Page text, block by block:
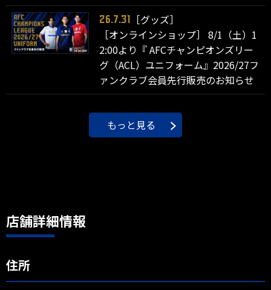
26.7.31
［グッズ］
［オンラインショップ］ 8/1（土）1
2:00より『 AFCチャンピオンズリー
グ（ACL）ユニフォーム』2026/27フ
ァンクラブ会員先行販売のお知らせ
もっと見る
店舗詳細情報
住所